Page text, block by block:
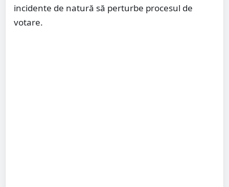
incidente de natură să perturbe procesul de
votare.